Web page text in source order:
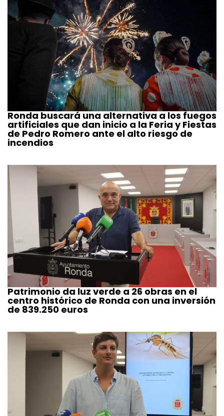
Ronda buscará una alternativa a los fuegos
artificiales que dan inicio a la Feria y Fiestas
de Pedro Romero ante el alto riesgo de
incendios
Patrimonio da luz verde a 26 obras en el
centro histórico de Ronda con una inversión
de 839.250 euros